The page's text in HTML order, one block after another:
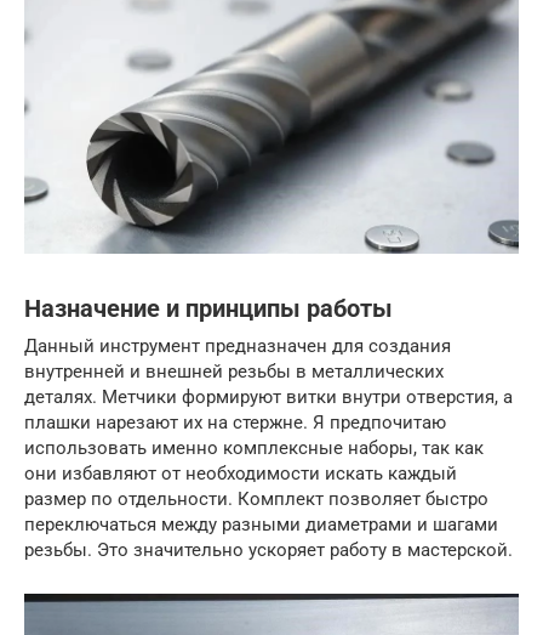
Назначение и принципы работы
Данный инструмент предназначен для создания
внутренней и внешней резьбы в металлических
деталях. Метчики формируют витки внутри отверстия, а
плашки нарезают их на стержне. Я предпочитаю
использовать именно комплексные наборы, так как
они избавляют от необходимости искать каждый
размер по отдельности. Комплект позволяет быстро
переключаться между разными диаметрами и шагами
резьбы. Это значительно ускоряет работу в мастерской.